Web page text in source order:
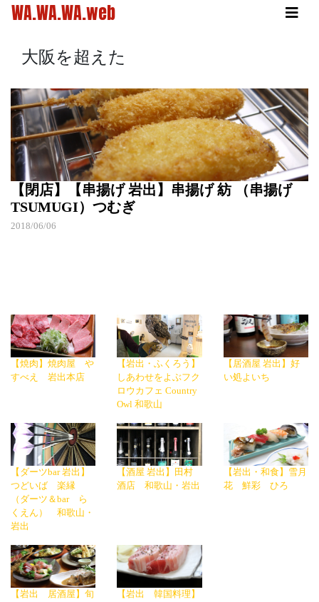
WA.WA.WA.web
大阪を超えた
【閉店】【串揚げ 岩出】串揚げ 紡 （串揚げ
TSUMUGI）つむぎ
2018/06/06
【焼肉】焼肉屋 や
すべえ 岩出本店
【岩出・ふくろう】
しあわせをよぶフク
ロウカフェ Country
Owl 和歌山
【居酒屋 岩出】好
い処よいち
【ダーツbar 岩出】
つどいば 楽縁
（ダーツ＆bar ら
くえん） 和歌山・
岩出
【酒屋 岩出】田村
酒店 和歌山・岩出
【岩出・和食】雪月
花 鮮彩 ひろ
【岩出 居酒屋】旬
【岩出 韓国料理】